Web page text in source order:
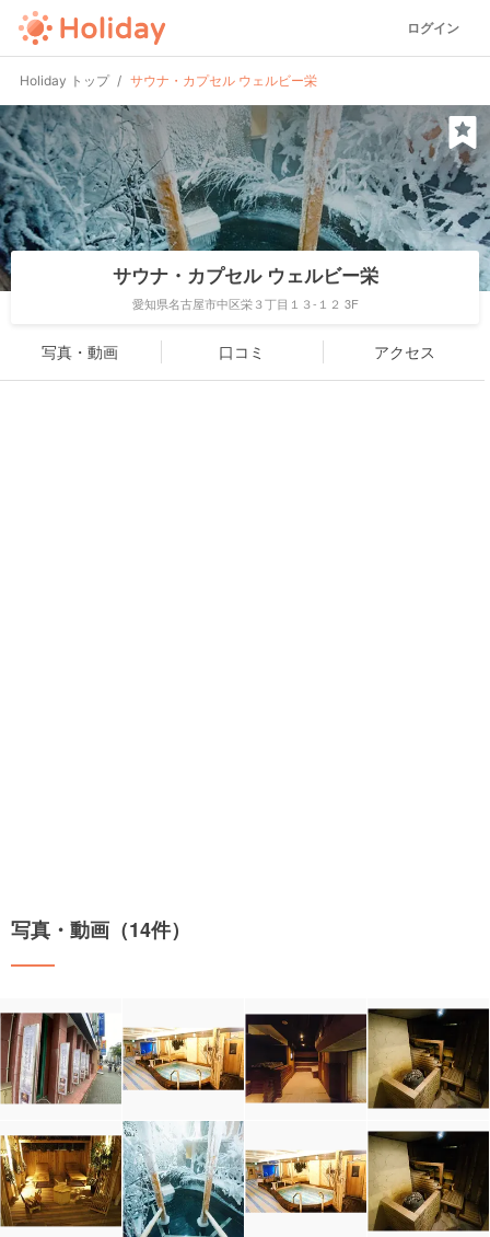
ログイン
Holiday トップ サウナ・カプセル ウェルビー栄
サウナ・カプセル ウェルビー栄
愛知県名古屋市中区栄３丁目１３-１２ 3F
写真・動画 口コミ アクセス
写真・動画（14件）